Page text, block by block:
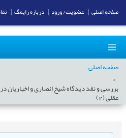
صفحه اصلی
بررسی و نقد دیدگاه‌ شیخ انصاری و
عقلی (2)
صفحه اصلی عضویت/ ورود درباره رایمگ